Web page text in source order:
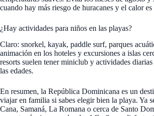
cuando hay más riesgo de huracanes y el calor es
¿Hay actividades para niños en las playas?
Claro: snorkel, kayak, paddle surf, parques
animación en los hoteles y excursiones a islas
resorts suelen tener miniclub y actividades diarias
las edades.
En resumen, la República Dominicana es un
viajar en familia si sabes elegir bien la playa. Ya
Cana, Samaná, La Romana o cerca de Santo